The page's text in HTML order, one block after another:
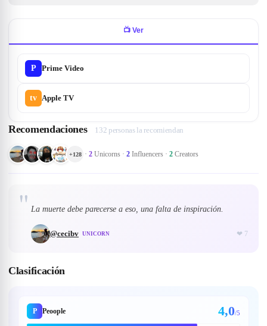
📺 Ver
P Prime Video
tv Apple TV
Recomendaciones 132 personas la recomiendan
+128 · 2 Unicorns · 2 Influencers · 2 Creators
" La muerte debe parecerse a eso, una falta de inspiración.
@cecibv UNICORN ❤ 7
Clasificación
P Peoople 4,0/5